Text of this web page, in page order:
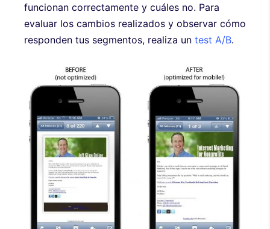
funcionan correctamente y cuáles no. Para
evaluar los cambios realizados y observar cómo
responden tus segmentos, realiza un test A/B.